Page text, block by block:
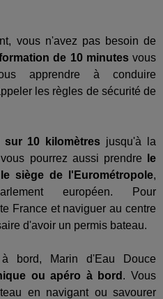
vous n'avez pas besoin de
de 10 minutesvous
apprendre à conduire
les règles de sécurité de
sur 10 kilomètres jusqu'à la
pourrez aussi prendre le
siège de l'Eurométropole,
européen. Pour
France et naviguer au centre
d'avoir un permis bateau.
bord, Marin d'Eau Douce
ou apéro à bord . Vous
en navigant ou savourer